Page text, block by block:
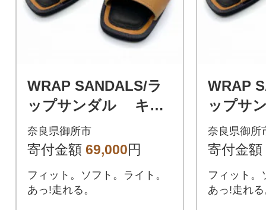
WRAP SANDALS/ラ
ップサンダル キャ
メル×ブラック 25(2
5.0～25.5cm)
奈良県御所市
寄付金額 69,000円
フィット。ソフト。ライト。
あっ!走れる。
WRAP
ップサ
メル×
6.0～
奈良県御所
寄付金額
フィット。
あっ!走れ